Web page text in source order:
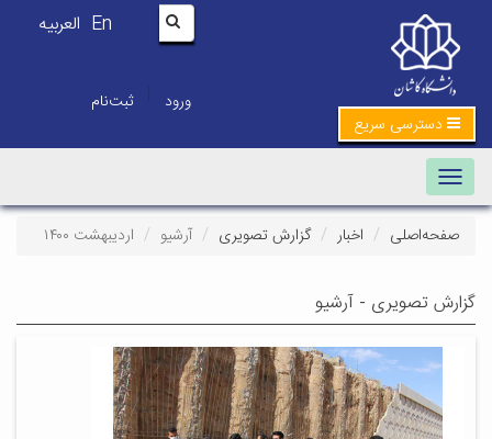
En العربیه
ورود | ثبت‌نام
دسترسی سریع
Toggle navigation
صفحه‌اصلی اخبار گزارش تصویری آرشیو اردیبهشت ۱۴۰۰
گزارش تصویری - آرشیو